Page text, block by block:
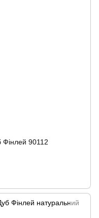
Фінлей 90112